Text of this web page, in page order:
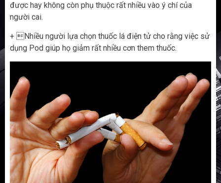
được hay không còn phụ thuộc rất nhiều vào ý chí của
người cai.
+ Nhiều người lựa chọn thuốc lá điện tử cho rằng việc sử
dụng Pod giúp họ giảm rất nhiều cơn them thuốc.